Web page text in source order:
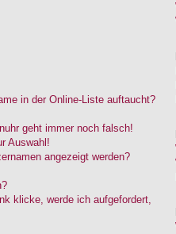
in der Online-Liste auftaucht?
geht immer noch falsch!
Auswahl!
angezeigt werden?
klicke, werde ich aufgefordert,